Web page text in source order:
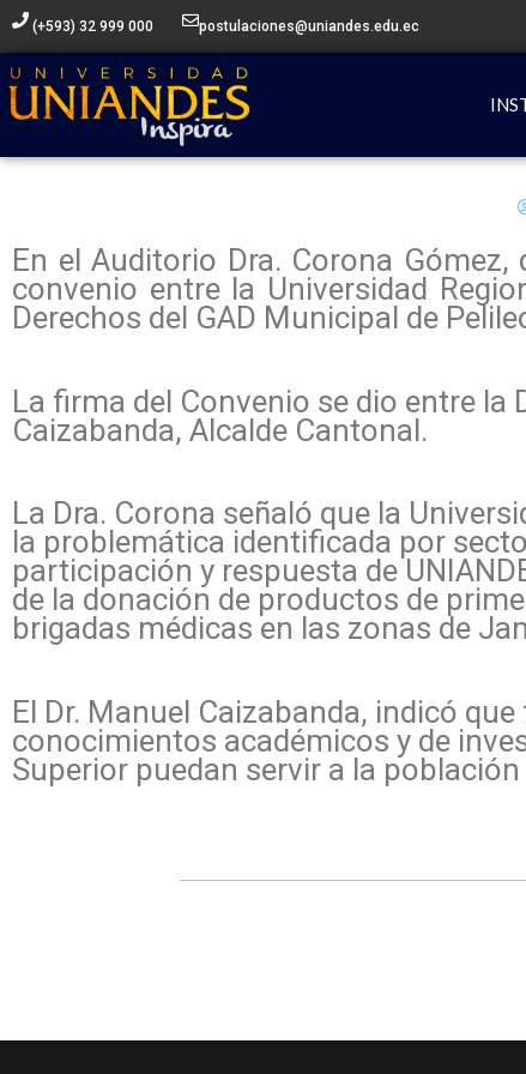
contenido
(+593) 32 999 000 postulaciones@uniandes.edu.ec
En el Auditorio Dra. Corona
convenio entre la Universidad
Derechos del GAD Municipal de
La firma del Convenio se dio entre
Caizabanda, Alcalde Cantonal.
La Dra. Corona señaló que la
la problemática identificada por
participación y respuesta de
de la donación de productos de
brigadas médicas en las zonas de
El Dr. Manuel Caizabanda, indicó
conocimientos académicos y de
Superior puedan servir a la